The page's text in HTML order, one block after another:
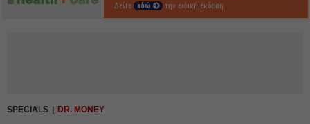
Δείτε εδώ την ειδική έκδοση
SPECIALS DR. MONEY